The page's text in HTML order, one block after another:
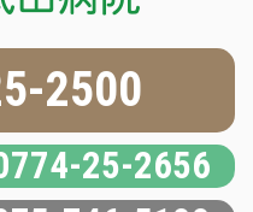
2500
25-2656